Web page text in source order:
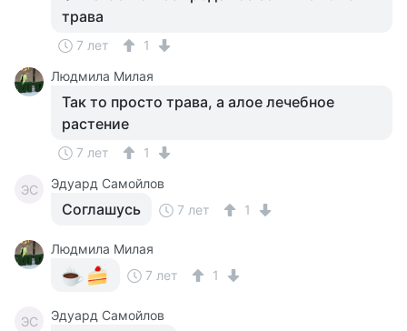
трава
7 лет
1
Людмила Милая
Так то просто трава, а алое лечебное
растение
7 лет 1
ЭС Эдуард Самойлов
Соглашусь 7 лет 1
Людмила Милая
7 лет
1
ЭС Эдуард Самойлов